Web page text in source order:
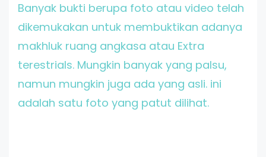
Banyak bukti berupa foto atau video telah
dikemukakan untuk membuktikan adanya
makhluk ruang angkasa atau Extra
terestrials. Mungkin banyak yang palsu,
namun mungkin juga ada yang asli. ini
adalah satu foto yang patut dilihat.